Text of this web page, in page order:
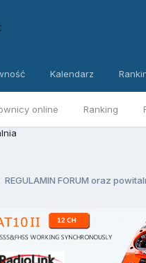
online Ranking
Kalendarz
REGULAMIN FORUM oraz